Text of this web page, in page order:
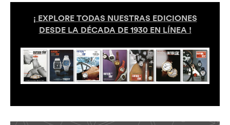
¡ EXPLORE TODAS NUESTRAS EDICIONES
DESDE LA DÉCADA DE 1930 EN LÍNEA !